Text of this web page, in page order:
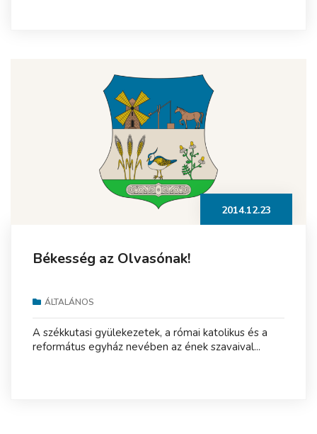
2014.12.23
Békesség az Olvasónak!
ÁLTALÁNOS
A székkutasi gyülekezetek, a római katolikus és a
református egyház nevében az ének szavaival...